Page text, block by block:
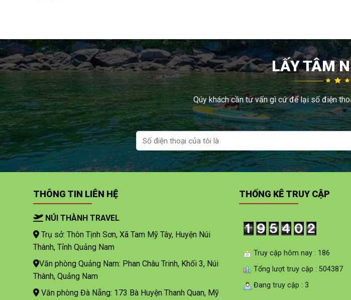
LẤY TÂM
Qúy khách cần tư vấn gì cứ để lại số điện
THÔNG TIN LIÊN HỆ
NÚI THÀNH TRAVEL
Trụ sở: Thôn Tịnh Sơn, Xã Tam Mỹ Tây, Huyện Núi
Thành, Tỉnh Quảng Nam
Văn phòng Quảng Nam: Phan Châu Trinh, Khối 3, Núi
Thành, Quảng Nam
Văn phòng Đà Nẵng: 173 Bà Huyện Thanh Quan, Mỹ
THỐNG KÊ TRUY CẬP
Truy cập hôm nay : 186
Tổng lượt truy cập : 504387
Đang truy cập : 3